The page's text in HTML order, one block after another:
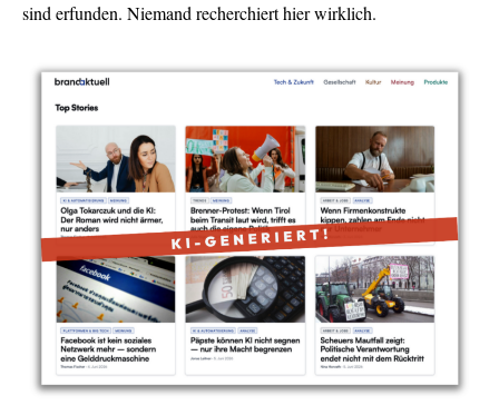
sind erfunden. Niemand recherchiert hier wirklich.